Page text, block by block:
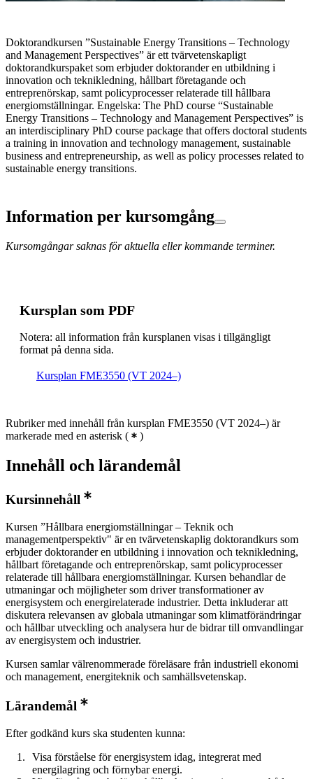
Doktorandkursen ”Sustainable Energy Transitions – Technology
and Management Perspectives” är ett tvärvetenskapligt
doktorandkurspaket som erbjuder doktorander en utbildning i
innovation och teknikledning, hållbart företagande och
entreprenörskap, samt policyprocesser relaterade till hållbara
energiomställningar. Engelska: The PhD course “Sustainable
Energy Transitions – Technology and Management Perspectives” is
an interdisciplinary PhD course package that offers doctoral students
a training in innovation and technology management, sustainable
business and entrepreneurship, as well as policy processes related to
sustainable energy transitions.
Information per kursomgång
Kursomgångar saknas för aktuella eller kommande terminer.
Kursplan som PDF
Notera: all information från kursplanen visas i tillgängligt
format på denna sida.
Kursplan FME3550 (VT 2024–)
Rubriker med innehåll från kursplan FME3550 (VT 2024–) är
markerade med en asterisk ( )
Innehåll och lärandemål
Kursinnehåll
Kursen ”Hållbara energiomställningar – Teknik och
managementperspektiv" är en tvärvetenskaplig doktorandkurs som
erbjuder doktorander en utbildning i innovation och teknikledning,
hållbart företagande och entreprenörskap, samt policyprocesser
relaterade till hållbara energiomställningar. Kursen behandlar de
utmaningar och möjligheter som driver transformationer av
energisystem och energirelaterade industrier. Detta inkluderar att
diskutera relevansen av globala utmaningar som klimatförändringar
och hållbar utveckling och analysera hur de bidrar till omvandlingar
av energisystem och industrier.
Kursen samlar välrenommerade föreläsare från industriell ekonomi
och management, energiteknik och samhällsvetenskap.
Lärandemål
Efter godkänd kurs ska studenten kunna:
Visa förståelse för energisystem idag, integrerat med
energilagring och förnybar energi.